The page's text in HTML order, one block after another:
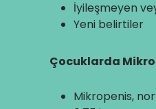
İyileşmeyen
Yeni belirtiler
Çocuklarda
Mikropenis,